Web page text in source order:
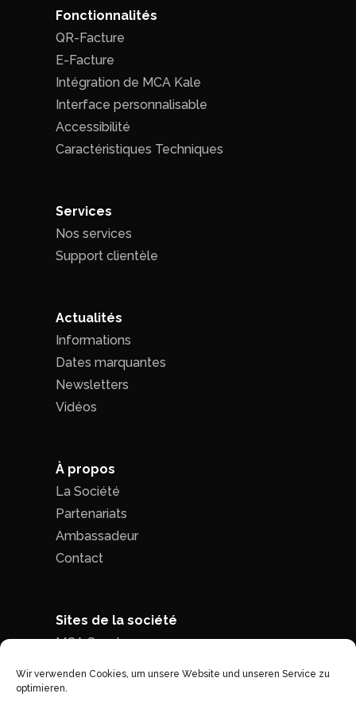
Wir verwenden Cookies, um unsere Website und unseren Service zu
optimieren.
Fonctionnalités
QR-Facture
E-Facture
Intégration de MCA Kale
Interface personnalisable
Accessibilité
Caractéristiques Techniques
Services
Nos services
Support clientèle
Actualités
Informations
Dates marquantes
Newsletters
Vidéos
À propos
La Société
Partenariats
Ambassadeur
Contact
Sites de la société
MCA Seed